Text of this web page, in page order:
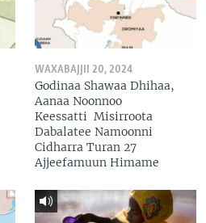
WAXABAJJII 20, 2024
Godinaa Shawaa Dhihaa,
Aanaa Noonnoo
Keessatti Misirroota
Dabalatee Namoonni
Cidharra Turan 27
Ajjeefamuun Himame